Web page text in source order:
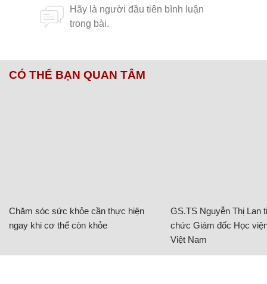
CÓ THỂ BẠN QUAN TÂM
Chăm sóc sức khỏe cần thực hiện
ngay khi cơ thể còn khỏe
GS.TS Nguyễn Thị Lan
chức Giám đốc Học
Việt Nam